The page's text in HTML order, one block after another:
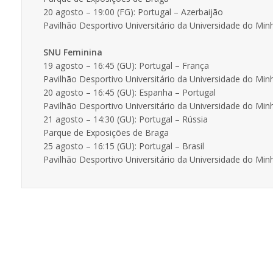
20 agosto – 19:00 (FG): Portugal – Azerbaijão
Pavilhão Desportivo Universitário da Universidade do
SNU Feminina
19 agosto – 16:45 (GU): Portugal – França
Pavilhão Desportivo Universitário da Universidade do
20 agosto – 16:45 (GU): Espanha – Portugal
Pavilhão Desportivo Universitário da Universidade do
21 agosto – 14:30 (GU): Portugal – Rússia
Parque de Exposições de Braga
25 agosto – 16:15 (GU): Portugal – Brasil
Pavilhão Desportivo Universitário da Universidade do